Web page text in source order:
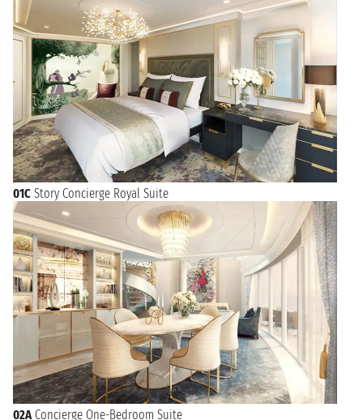
01C Story Concierge Royal Suite
02A Concierge One-Bedroom Suite